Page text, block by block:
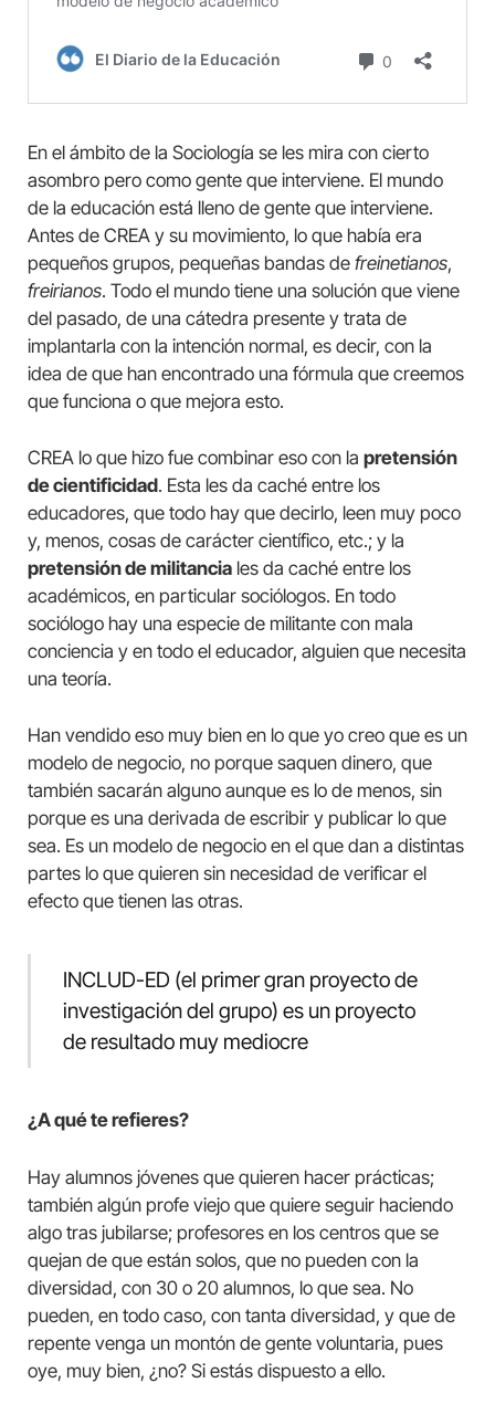
En el ámbito de la Sociología se les mira con cierto
asombro pero como gente que interviene. El mundo
de la educación está lleno de gente que interviene.
Antes de CREA y su movimiento, lo que había era
pequeños grupos, pequeñas bandas de freinetianos,
freirianos. Todo el mundo tiene una solución que viene
del pasado, de una cátedra presente y trata de
implantarla con la intención normal, es decir, con la
idea de que han encontrado una fórmula que creemos
que funciona o que mejora esto.
CREA lo que hizo fue combinar eso con la pretensión
de cientificidad. Esta les da caché entre los
educadores, que todo hay que decirlo, leen muy poco
y, menos, cosas de carácter científico, etc.; y la
pretensión de militancia les da caché entre los
académicos, en particular sociólogos. En todo
sociólogo hay una especie de militante con mala
conciencia y en todo el educador, alguien que necesita
una teoría.
Han vendido eso muy bien en lo que yo creo que es un
modelo de negocio, no porque saquen dinero, que
también sacarán alguno aunque es lo de menos, sin
porque es una derivada de escribir y publicar lo que
sea. Es un modelo de negocio en el que dan a distintas
partes lo que quieren sin necesidad de verificar el
efecto que tienen las otras.
INCLUD-ED (el primer gran proyecto de
investigación del grupo) es un proyecto
de resultado muy mediocre
¿A qué te refieres?
Hay alumnos jóvenes que quieren hacer prácticas;
también algún profe viejo que quiere seguir haciendo
algo tras jubilarse; profesores en los centros que se
quejan de que están solos, que no pueden con la
diversidad, con 30 o 20 alumnos, lo que sea. No
pueden, en todo caso, con tanta diversidad, y que de
repente venga un montón de gente voluntaria, pues
oye, muy bien, ¿no? Si estás dispuesto a ello.